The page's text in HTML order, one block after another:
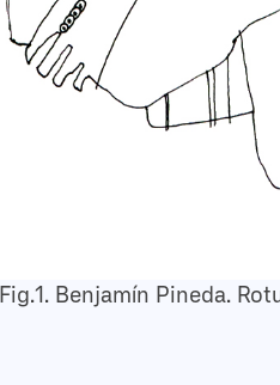
Fig.1. Benjamín Pineda.